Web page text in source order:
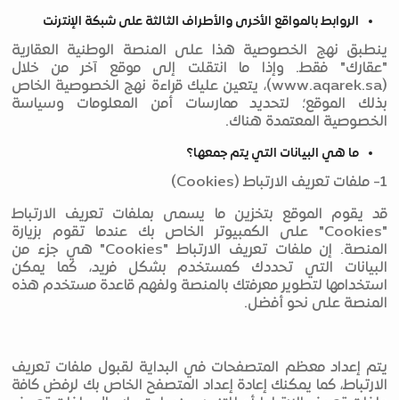
الروابط بالمواقع الأخرى والأطراف الثالثة على شبكة الإنترنت
ينطبق نهج الخصوصية هذا على المنصة الوطنية العقارية
"عقارك" فقط. وإذا ما انتقلت إلى موقع آخر من خلال
(www.aqarek.sa)، يتعين عليك قراءة نهج الخصوصية الخاص
بذلك الموقع؛ لتحديد ممارسات أمن المعلومات وسياسة
الخصوصية المعتمدة هناك.
ما هي البيانات التي يتم جمعها؟
1- ملفات تعريف الارتباط (Cookies)
قد يقوم الموقع بتخزين ما يسمى بملفات تعريف الارتباط
"Cookies" على الكمبيوتر الخاص بك عندما تقوم بزيارة
المنصة. إن ملفات تعريف الارتباط "Cookies" هي جزء من
البيانات التي تحددك كمستخدم بشكل فريد، كما يمكن
استخدامها لتطوير معرفتك بالمنصة ولفهم قاعدة مستخدم هذه
المنصة على نحو أفضل.
يتم إعداد معظم المتصفحات في البداية لقبول ملفات تعريف
الارتباط، كما يمكنك إعادة إعداد المتصفح الخاص بك لرفض كافة